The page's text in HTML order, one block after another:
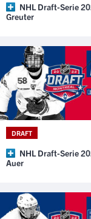
NHL Draft-Serie
Greuter
DRAFT
NHL Draft-Serie
Auer